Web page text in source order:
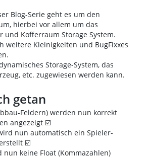
Blog-Serie geht es um den
hierbei vor allem um das
und Kofferraum Storage System.
weitere Kleinigkeiten und BugFixxes
Storage-System, das
etc. zugewiesen werden kann.
getan
Feldern) werden nun korrekt
angezeigt ☑️
nun automatisch ein Spieler-
☑️
nun keine Float (Kommazahlen)